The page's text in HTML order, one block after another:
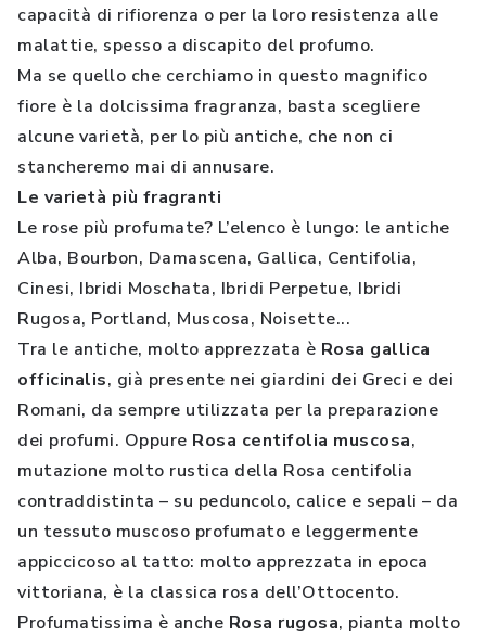
capacità di rifiorenza o per la loro resistenza alle
malattie, spesso a discapito del profumo.
Ma se quello che cerchiamo in questo magnifico
fiore è la dolcissima fragranza, basta scegliere
alcune varietà, per lo più antiche, che non ci
stancheremo mai di annusare.
Le varietà più fragranti
Le rose più profumate? L’elenco è lungo: le antiche
Alba, Bourbon, Damascena, Gallica, Centifolia,
Cinesi, Ibridi Moschata, Ibridi Perpetue, Ibridi
Rugosa, Portland, Muscosa, Noisette...
Tra le antiche, molto apprezzata è Rosa gallica
officinalis, già presente nei giardini dei Greci e dei
Romani, da sempre utilizzata per la preparazione
dei profumi. Oppure Rosa centifolia muscosa,
mutazione molto rustica della Rosa centifolia
contraddistinta – su peduncolo, calice e sepali – da
un tessuto muscoso profumato e leggermente
appiccicoso al tatto: molto apprezzata in epoca
vittoriana, è la classica rosa dell’Ottocento.
Profumatissima è anche Rosa rugosa, pianta molto